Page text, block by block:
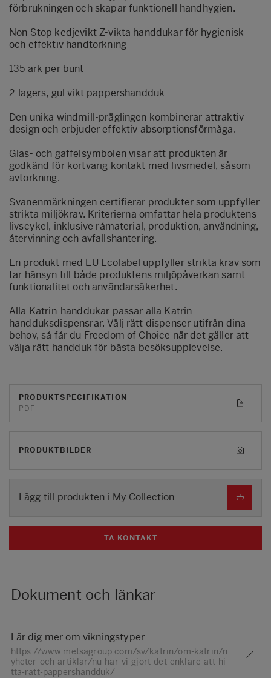
förbrukningen och skapar funktionell handhygien.
Non Stop kedjevikt Z-vikta handdukar för hygienisk
och effektiv handtorkning
135 ark per bunt
2-lagers, gul vikt pappershandduk
Den unika windmill-präglingen kombinerar attraktiv
design och erbjuder effektiv absorptionsförmåga.
Glas- och gaffelsymbolen visar att produkten är
godkänd för kortvarig kontakt med livsmedel, såsom
avtorkning.
Svanenmärkningen certifierar produkter som uppfyller
strikta miljökrav. Kriterierna omfattar hela produktens
livscykel, inklusive råmaterial, produktion, användning,
återvinning och avfallshantering.
En produkt med EU Ecolabel uppfyller strikta krav som
tar hänsyn till både produktens miljöpåverkan samt
funktionalitet och användarsäkerhet.
Alla Katrin-handdukar passar alla Katrin-
handduksdispensrar. Välj rätt dispenser utifrån dina
behov, så får du Freedom of Choice när det gäller att
välja rätt handduk för bästa besöksupplevelse.
PRODUKTSPECIFIKATION
PDF
PRODUKTBILDER
Lägg till produkten i My Collection
TA KONTAKT
Dokument och länkar
Lär dig mer om vikningstyper
https://www.metsagroup.com/sv/katrin/om-katrin/n
yheter-och-artiklar/nu-har-vi-gjort-det-enklare-att-hi
tta-ratt-pappershandduk/